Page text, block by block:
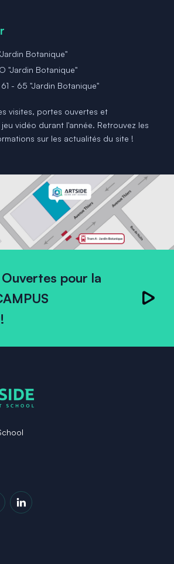
Botanique"
"Jardin Botanique"
- 65 "Jardin Botanique"
visites, portes ouvertes et
vidéo durant l'année. Retrouvez les
sur les actualités du site !
pour la